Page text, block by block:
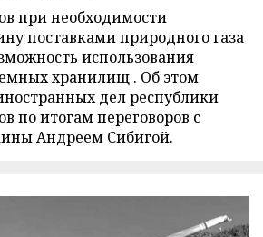
при необходимости
поставками природного газа
использования
хранилищ . Об этом
дел республики
по итогам переговоров с
Андреем Сибигой.